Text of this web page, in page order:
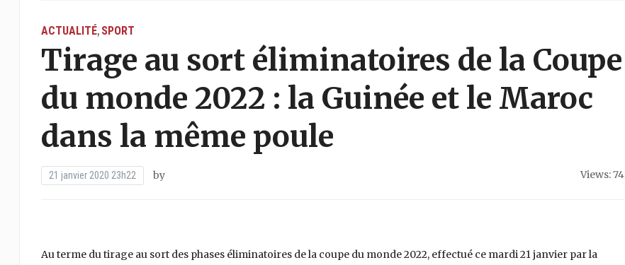
ACTUALITÉ, SPORT
Tirage au sort éliminatoires de la Coupe
du monde 2022 : la Guinée et le Maroc
dans la même poule
21 janvier 2020 23h22 by Views: 74
Au terme du tirage au sort des phases éliminatoires de la coupe du monde 2022, effectué ce mardi 21 janvier par la